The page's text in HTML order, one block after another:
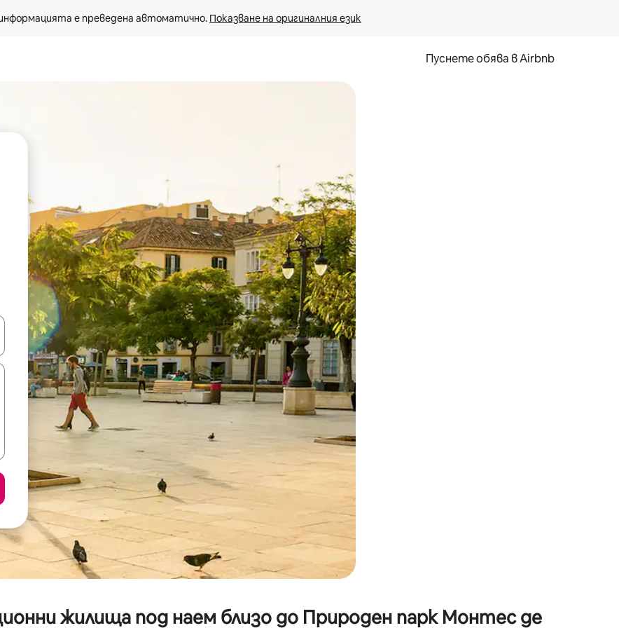
е преведена автоматично. Показване на оригиналния език
Пуснете обява в Airbnb
със стрелки нагоре и надолу или навигирайте с докосване или плъзгане.
жилища под наем близо до Природен парк Монтес де